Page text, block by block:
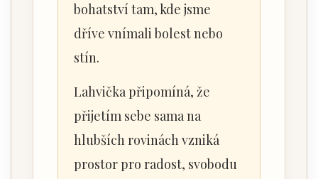
bohatství tam, kde jsme
dříve vnímali bolest nebo
stín.
Lahvička připomíná, že
přijetím sebe sama na
hlubších rovinách vzniká
prostor pro radost, svobodu